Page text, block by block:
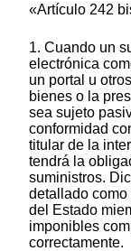
«Artículo 242
1. Cuando un
electrónica
un portal u
bienes o la
sea sujeto
conformidad
titular de la
tendrá la
suministros.
detallado como
del Estado
imponibles
correctamente.